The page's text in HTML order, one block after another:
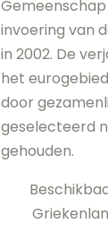
invoering van
in 2002. De
het
door
geselecteerd
gehouden.